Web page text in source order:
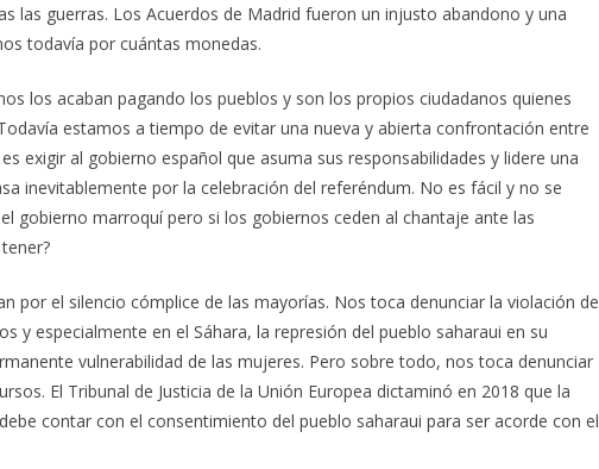
las guerras. Los Acuerdos de Madrid fueron un injusto abandono y una
todavía por cuántas monedas.
los acaban pagando los pueblos y son los propios ciudadanos quienes
estamos a tiempo de evitar una nueva y abierta confrontación entre
exigir al gobierno español que asuma sus responsabilidades y lidere una
inevitablemente por la celebración del referéndum. No es fácil y no se
gobierno marroquí pero si los gobiernos ceden al chantaje ante las
por el silencio cómplice de las mayorías. Nos toca denunciar la violación de
y especialmente en el Sáhara, la represión del pueblo saharaui en su
vulnerabilidad de las mujeres. Pero sobre todo, nos toca denunciar
El Tribunal de Justicia de la Unión Europea dictaminó en 2018 que la
contar con el consentimiento del pueblo saharaui para ser acorde con el